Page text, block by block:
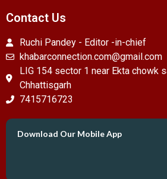
Contact Us
Ruchi Pandey - Editor -in-chief
khabarconnection.com@gmail.com
LIG 154 sector 1 near Ekta chowk
Chhattisgarh
7415716723
Download Our Mobile App